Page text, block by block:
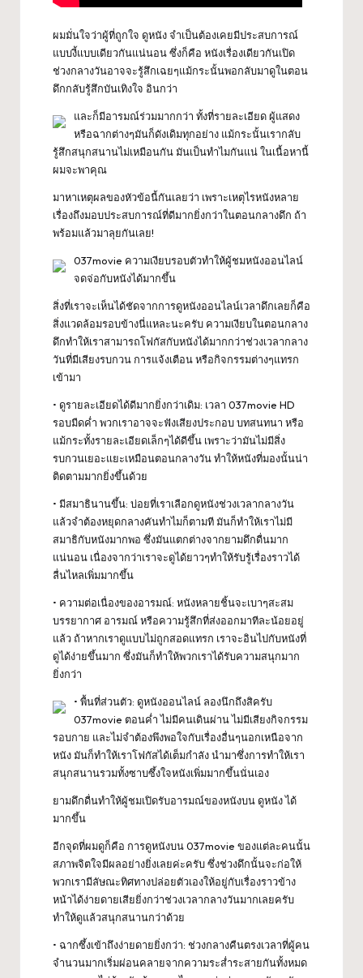
ผมมั่นใจว่าผู้ที่ถูกใจ ดูหนัง จำเป็นต้องเคยมีประสบการณ์
แบบงี้แบบเดียวกันแน่นอน ซึ่งก็คือ หนังเรื่องเดียวกันเปิด
ช่วงกลางวันอาจจะรู้สึกเฉยๆแม้กระนั้นพอกลับมาดูในตอน
ดึกกลับรู้สึกบันเทิงใจ อินกว่า
และก็มีอารมณ์ร่วมมากกว่า ทั้งที่รายละเอียด ผู้แสดง
หรือฉากต่างๆมันก็ดังเดิมทุกอย่าง แม้กระนั้นเรากลับ
รู้สึกสนุกสนานไม่เหมือนกัน มันเป็นทำไมกันแน่ ในเนื้อหานี้
ผมจะพาคุณ
มาหาเหตุผลของหัวข้อนี้กันเลยว่า เพราะเหตุไรหนังหลาย
เรื่องถึงมอบประสบการณ์ที่ดีมากยิ่งกว่าในตอนกลางดึก ถ้า
พร้อมแล้วมาลุยกันเลย!
037movie ความเงียบรอบตัวทำให้ผู้ชมหนังออนไลน์
จดจ่อกับหนังได้มากขึ้น
สิ่งที่เราจะเห็นได้ชัดจากการดูหนังออนไลน์เวลาดึกเลยก็คือ
สิ่งแวดล้อมรอบข้างนี่แหละนะครับ ความเงียบในตอนกลาง
ดึกทำให้เราสามารถโฟกัสกับหนังได้มากกว่าช่วงเวลากลาง
วันที่มีเสียงรบกวน การแจ้งเตือน หรือกิจกรรมต่างๆแทรก
เข้ามา
• ดูรายละเอียดได้ดีมากยิ่งกว่าเดิม: เวลา 037movie HD
รอบมืดค่ำ พวกเราอาจจะฟังเสียงประกอบ บทสนทนา หรือ
แม้กระทั้งรายละเอียดเล็กๆได้ดีขึ้น เพราะว่ามันไม่มีสิ่ง
รบกวนเยอะแยะเหมือนตอนกลางวัน ทำให้หนังที่มองนั้นน่า
ติดตามมากยิ่งขึ้นด้วย
• มีสมาธินานขึ้น: บ่อยที่เราเลือกดูหนังช่วงเวลากลางวัน
แล้วจำต้องหยุดกลางคันทำไมก็ตามที มันก็ทำให้เราไม่มี
สมาธิกับหนังมากพอ ซึ่งมันแตกต่างจากยามดึกดื่นมาก
แน่นอน เนื่องจากว่าเราจะดูได้ยาวๆทำให้รับรู้เรื่องราวได้
ลื่นไหลเพิ่มมากขึ้น
• ความต่อเนื่องของอารมณ์: หนังหลายชิ้นจะเบาๆสะสม
บรรยากาศ อารมณ์ หรือความรู้สึกที่ส่งออกมาทีละน้อยอยู่
แล้ว ถ้าหากเราดูแบบไม่ถูกสอดแทรก เราจะอินไปกับหนังที่
ดูได้ง่ายขึ้นมาก ซึ่งมันก็ทำให้พวกเราได้รับความสนุกมาก
ยิ่งกว่า
• พื้นที่ส่วนตัว: ดูหนังออนไลน์ ลองนึกถึงสิครับ
037movie ตอนค่ำ ไม่มีคนเดินผ่าน ไม่มีเสียงกิจกรรม
รอบกาย และไม่จำต้องพึงพอใจกับเรื่องอื่นๆนอกเหนือจาก
หนัง มันก็ทำให้เราโฟกัสได้เต็มกำลัง นำมาซึ่งการทำให้เรา
สนุกสนานรวมทั้งซาบซึ้งใจหนังเพิ่มมากขึ้นนั่นเอง
ยามดึกดื่นทำให้ผู้ชมเปิดรับอารมณ์ของหนังบน ดูหนัง ได้
มากขึ้น
อีกจุดที่ผมดูก็คือ การดูหนังบน 037movie ของแต่ละคนนั้น
สภาพจิตใจมีผลอย่างยิ่งเลยค่ะครับ ซึ่งช่วงดึกนั้นจะก่อให้
พวกเรามีลัษณะทิศทางปล่อยตัวเองให้อยู่กับเรื่องราวข้าง
หน้าได้ง่ายดายเสียยิ่งกว่าช่วงเวลากลางวันมากเลยครับ
ทำให้ดูแล้วสนุกสนานกว่าด้วย
• ฉากซึ้งเข้าถึงง่ายดายยิ่งกว่า: ช่วงกลางคืนตรงเวลาที่ผู้คน
จำนวนมากเริ่มผ่อนคลายจากความระส่ำระสายกันทั้งหมด